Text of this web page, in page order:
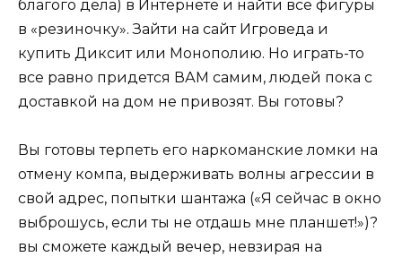
благого дела) в Интернете и найти все фигуры
в «резиночку». Зайти на сайт Игроведа и
купить Диксит или Монополию. Но играть-то
все равно придется ВАМ самим, людей пока с
доставкой на дом не привозят. Вы готовы?
Вы готовы терпеть его наркоманские ломки на
отмену компа, выдерживать волны агрессии в
свой адрес, попытки шантажа («Я сейчас в окно
выброшусь, если ты не отдашь мне планшет!»)?
вы сможете каждый вечер, невзирая на